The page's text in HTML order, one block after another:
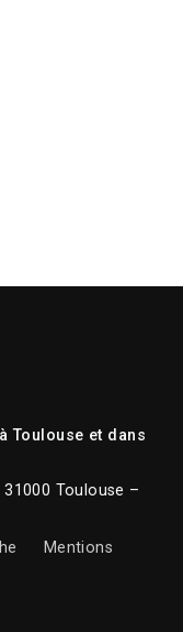
Toulouse et dans
31000 Toulouse –
Mentions